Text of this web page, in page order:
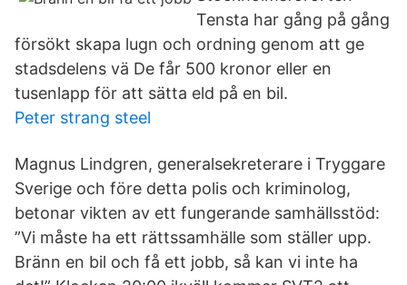
Tensta har gång på gång
försökt skapa lugn och ordning genom att ge
stadsdelens vä De får 500 kronor eller en
tusenlapp för att sätta eld på en bil.
Peter strang steel
Magnus Lindgren, generalsekreterare i Tryggare
Sverige och före detta polis och kriminolog,
betonar vikten av ett fungerande samhällsstöd:
”Vi måste ha ett rättssamhälle som ställer upp.
Bränn en bil och få ett jobb, så kan vi inte ha